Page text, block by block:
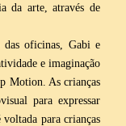
da arte, através de
oficinas, Gabi e
e imaginação
Motion. As crianças
para expressar
para crianças